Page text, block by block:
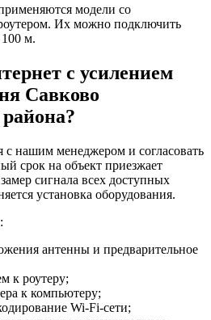
модели со
Их можно подключить
м.
с усилением
Савково
с нашим менеджером и согласовать
срок на объект приезжает
сигнала всех доступных
установка оборудования.
антенны и предварительное
к роутеру;
к компьютеру;
Wi-Fi-сети;